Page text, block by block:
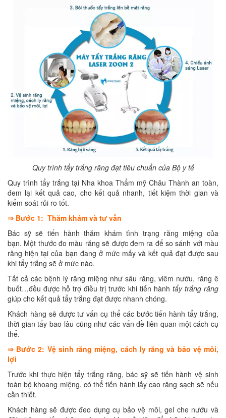
Quy trình tẩy trắng răng đạt tiêu chuẩn của Bộ y tế
Quy trình tẩy trắng tại Nha khoa Thẩm mỹ Châu Thành an toàn,
đem lại kết quả cao, cho kết quả nhanh, tiết kiệm thời gian và
kiểm soát rủi ro tốt.
⇒ Bước 1: Thăm khám và tư vấn
Bác sỹ sẽ tiến hành thăm khám tình trạng răng miệng của
bạn. Một thước đo màu răng sẽ được đem ra để so sánh với màu
răng hiện tại của bạn đang ở mức mấy và kết quả đạt được sau
khi tẩy trắng sẽ ở mức nào.
Tất cả các bệnh lý răng miệng như sâu răng, viêm nướu, răng ê
buốt…đều được hỗ trợ điều trị trước khi tiến hành tẩy trắng răng
giúp cho kết quả tẩy trắng đạt được nhanh chóng.
Khách hàng sẽ được tư vấn cụ thể các bước tiến hành tẩy trắng,
thời gian tẩy bao lâu cũng như các vấn đề liên quan một cách cụ
thể.
⇒ Bước 2: Vệ sinh răng miệng, cách ly răng và bảo vệ môi,
lợi
Trước khi thực hiện tẩy trắng răng, bác sỹ sẽ tiến hành vệ sinh
toàn bộ khoang miệng, có thể tiến hành lấy cao răng sạch sẽ nếu
cần thiết.
Khách hàng sẽ được đeo dụng cụ bảo vệ môi, gel che nướu và